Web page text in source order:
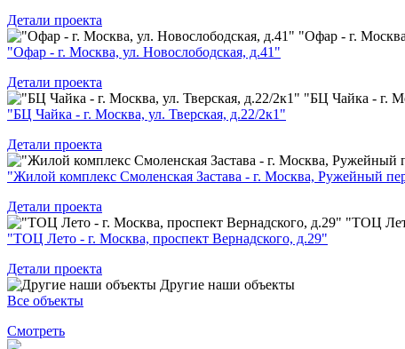
Детали проекта
"Офар - г.
"Офар - г. Москва, ул. Новослободская, д.41"
Детали проекта
"БЦ Чайка - г.
"БЦ Чайка - г. Москва, ул. Тверская, д.22/2к1"
Детали проекта
"Жилой комплекс Смоленская Застава - г. Москва, Ружейный
Детали проекта
"ТОЦ
"ТОЦ Лето - г. Москва, проспект Вернадского, д.29"
Детали проекта
Другие наши объекты
Все объекты
Смотреть